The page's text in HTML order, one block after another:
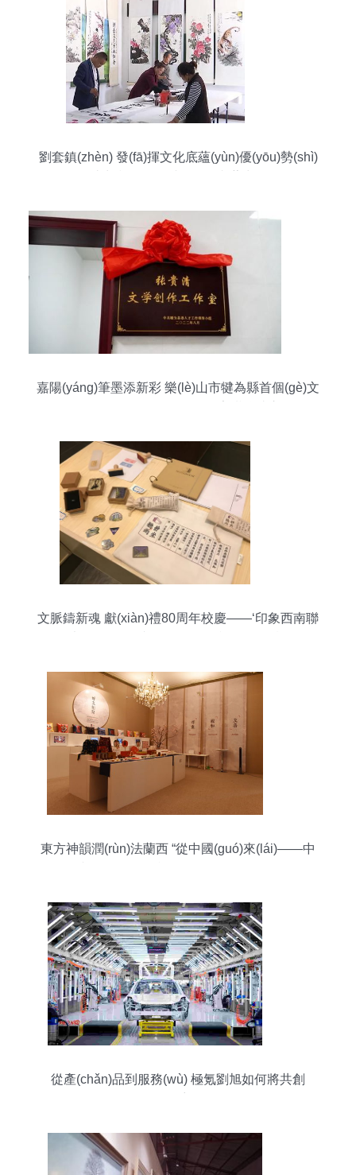
劉套鎮(zhèn) 發(fā)揮文化底蘊(yùn)優(yōu)勢(shì)
嘉陽(yáng)筆墨添新彩 樂(lè)山市犍為縣首個(gè)文
文脈鑄新魂 獻(xiàn)禮80周年校慶——‘印象西南聯
東方神韻潤(rùn)法蘭西 “從中國(guó)來(lái)——中
從產(chǎn)品到服務(wù) 極氪劉旭如何將共創